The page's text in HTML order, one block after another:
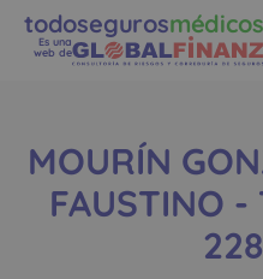
todosegurosmédicos
Es una
web de
MOURÍN
FAUSTINO